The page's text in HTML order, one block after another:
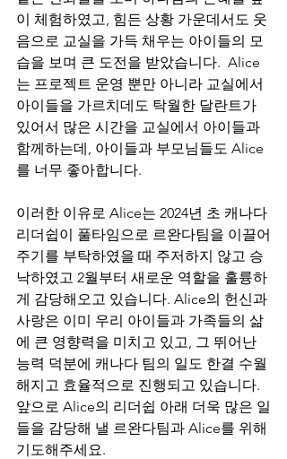
이 체험하였고, 힘든 상황 가운데서도 웃
음으로 교실을 가득 채우는 아이들의 모
습을 보며 큰 도전을 받았습니다.  Alice
는 프로젝트 운영 뿐만 아니라 교실에서
아이들을 가르치데도 탁월한 달란트가
있어서 많은 시간을 교실에서 아이들과
함께하는데, 아이들과 부모님들도 Alice
를 너무 좋아합니다.
이러한 이유로 Alice는 2024년 초 캐나다
리더쉽이 풀타임으로 르완다팀을 이끌어
주기를 부탁하였을 때 주저하지 않고 승
낙하였고 2월부터 새로운 역할을 훌륭하
게 감당해오고 있습니다. Alice의 헌신과
사랑은 이미 우리 아이들과 가족들의 삶
에 큰 영향력을 미치고 있고, 그 뛰어난
능력 덕분에 캐나다 팀의 일도 한결 수월
해지고 효율적으로 진행되고 있습니다.
앞으로 Alice의 리더쉽 아래 더욱 많은 일
들을 감당해 낼 르완다팀과 Alice를 위해
기도해주세요.